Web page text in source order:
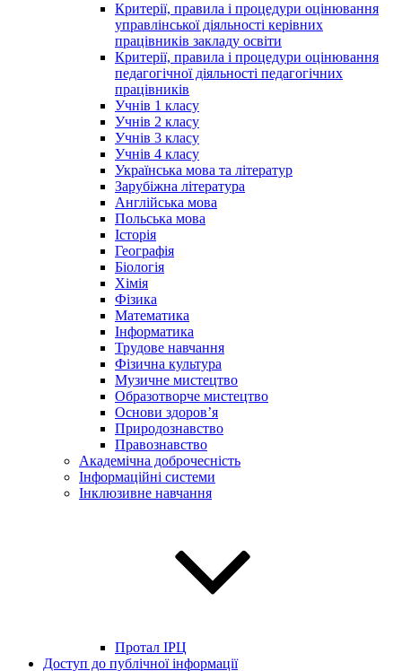
Критерії, правила і процедури оцінювання
управлінської діяльності керівних
працівників закладу освіти
Критерії, правила і процедури оцінювання
педагогічної діяльності педагогічних
працівників
Учнів 1 класу
Учнів 2 класу
Учнів 3 класу
Учнів 4 класу
Українська мова та літератур
Зарубіжна література
Англійська мова
Польська мова
Історія
Географія
Біологія
Хімія
Фізика
Математика
Інформатика
Трудове навчання
Фізична культура
Музичне мистецтво
Образотворче мистецтво
Основи здоров’я
Природознавство
Правознавство
Академічна доброчесність
Інформаційні системи
Інклюзивне навчання
Протал ІРЦ
Доступ до публічної інформації